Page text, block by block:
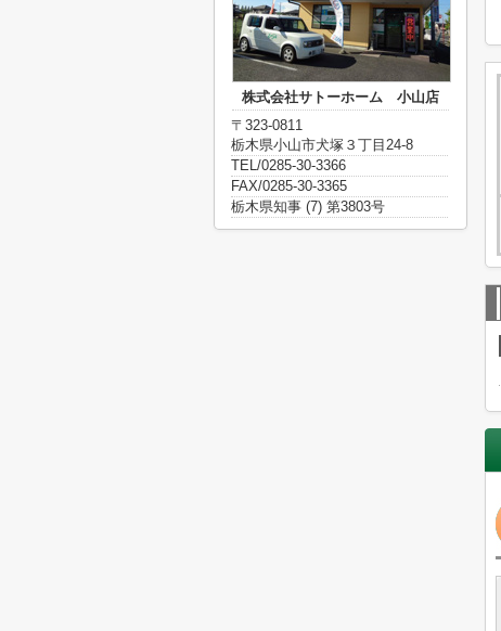
株式会社サトーホーム 小山店
〒323-0811
栃木県小山市犬塚３丁目24-8
TEL/0285-30-3366
FAX/0285-30-3365
栃木県知事 (7) 第3803号